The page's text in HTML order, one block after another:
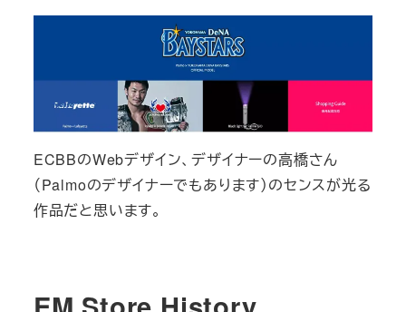
ECBBのWebデザイン、デザイナーの高橋さん
（Palmoのデザイナーでもあります）のセンスが光る
作品だと思います。